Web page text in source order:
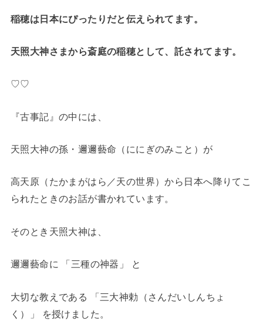
稲穂は日本にぴったりだと伝えられてます。
天照大神さまから斎庭の稲穂として、託されてます。
♡♡
『古事記』の中には、
天照大神の孫・邇邇藝命（ににぎのみこと）が
高天原（たかまがはら／天の世界）から日本へ降りてこ
られたときのお話が書かれています。
そのとき天照大神は、
邇邇藝命に 「三種の神器」 と
大切な教えである 「三大神勅（さんだいしんちょ
く）」 を授けました。